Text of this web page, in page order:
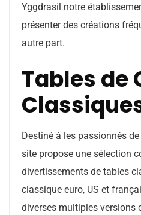
Yggdrasil notre
présenter des créations
autre part.
Tables de
Destiné à les passionnés
site propose une sélection
divertissements de tables
classique euro, US et
diverses multiples versions